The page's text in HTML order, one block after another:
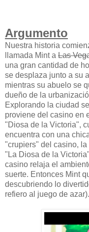
Argumento
Nuestra historia
llamada Mint a Las
una gran cantidad de
se desplaza junto a su
mientras su abuelo se
dueño de la
Explorando la ciudad
proviene del casino en
"Diosa de la Victoria",
encuentra con una
"crupiers" del casino,
"La Diosa de la
casino relaja el
suerte. Entonces Mint
descubriendo lo
refiero al juego de azar).